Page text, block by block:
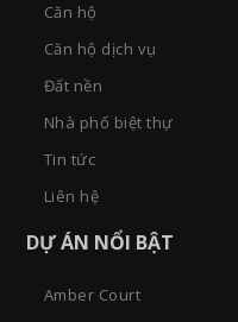
Căn hộ
Căn hộ dịch vụ
Đất nền
Nhà phố biệt thự
Tin tức
Liên hệ
DỰ ÁN NỔI BẬT
Amber Court